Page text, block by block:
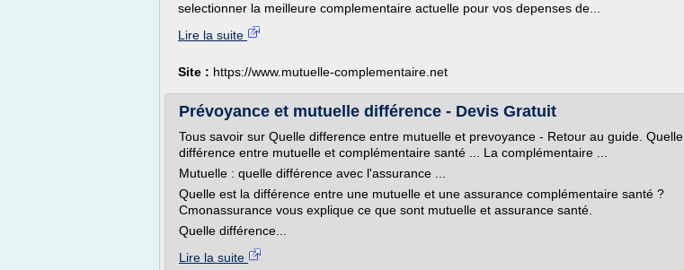
selectionner la meilleure complementaire actuelle pour vos depenses de...
Lire la suite
Site : https://www.mutuelle-complementaire.net
Prévoyance et mutuelle différence - Devis Gratuit
Tous savoir sur Quelle difference entre mutuelle et prevoyance - Retour au guide. Quelle
différence entre mutuelle et complémentaire santé ... La complémentaire ...
Mutuelle : quelle différence avec l'assurance ...
Quelle est la différence entre une mutuelle et une assurance complémentaire santé ?
Cmonassurance vous explique ce que sont mutuelle et assurance santé.
Quelle différence...
Lire la suite